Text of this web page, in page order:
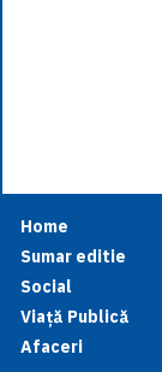
Home
Sumar editie
Social
Viață Publică
Afaceri